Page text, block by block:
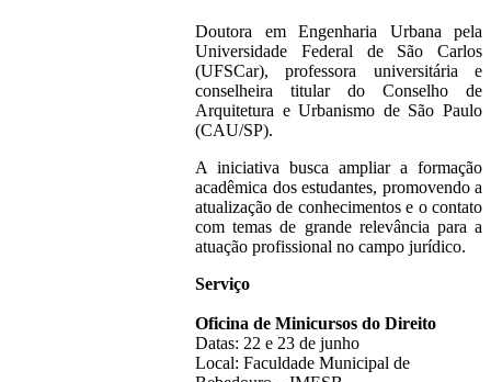
Doutora em Engenharia Urbana pela
Universidade Federal de São Carlos
(UFSCar), professora universitária e
conselheira titular do Conselho de
Arquitetura e Urbanismo de São Paulo
(CAU/SP).
A iniciativa busca ampliar a formação
acadêmica dos estudantes, promovendo a
atualização de conhecimentos e o contato
com temas de grande relevância para a
atuação profissional no campo jurídico.
Serviço
Oficina de Minicursos do Direito
Datas: 22 e 23 de junho
Local: Faculdade Municipal de